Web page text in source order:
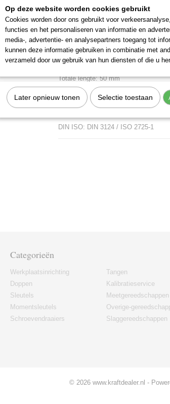
mm
Productcode
EAN code
Productcode leverancier
Omschrijving
Verchroomd en voorzien van
Uitvoering: Zeskant, lang
Materiaal: Chroom Vanadium
Totale lengte: 50 mm
Maat: 13 mm
DIN ISO: DIN 3124 / ISO 2725-1
Categorieën
Werkplaatsinrichting
Doppen
Sleutels
Momentsleutels
Schroevendraaiers
Tangen
Kalibratieservice
Meetgereedschappen
Overige-
Slaggereedschappen
© 2026 www.kraftdealer.nl -
Op deze website worden cookies gebruikt
Cookies worden door ons gebruikt voor
functies en het personaliseren van informatie en
media-, advertentie- en analysepartners toegang tot
kunnen deze informatie gebruiken in combinatie met
verzameld door uw gebruik van hun diensten of die u
Later opnieuw tonen Selectie toestaan